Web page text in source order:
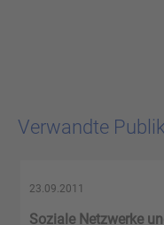
Verwandte
23.09.2011
Soziale Netzwerke